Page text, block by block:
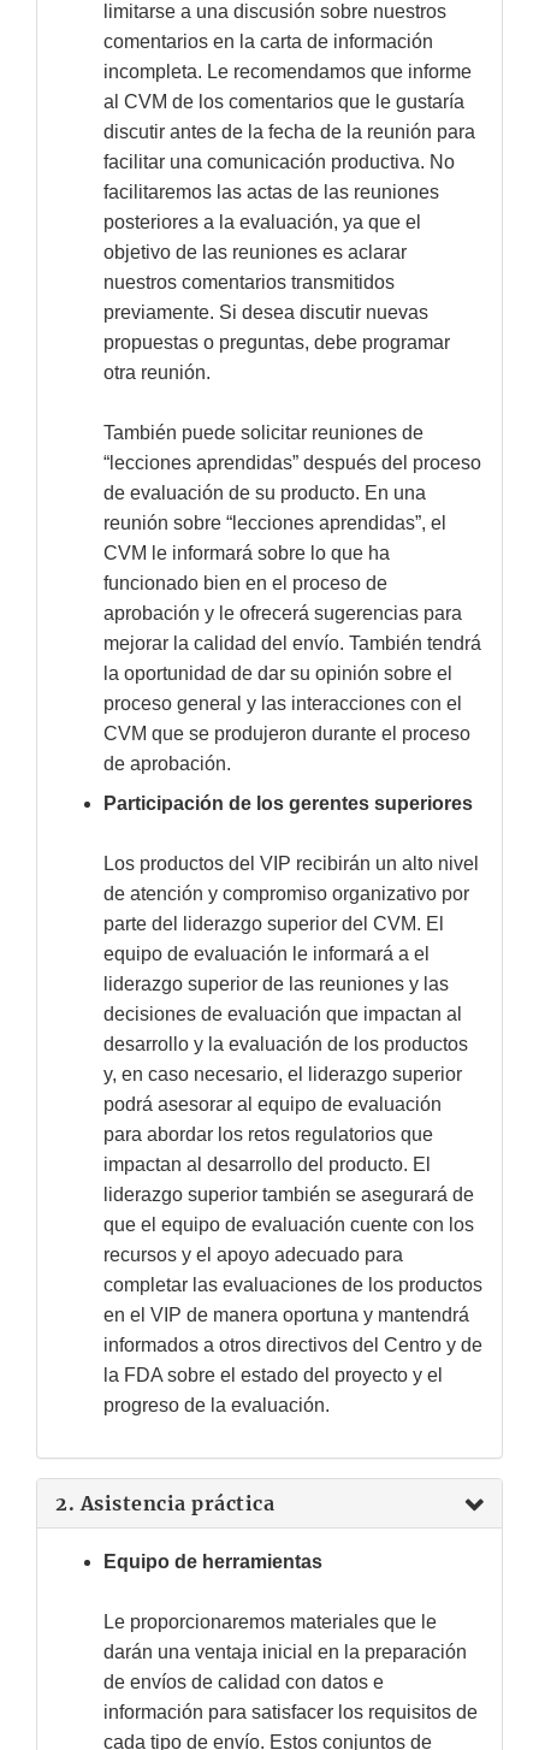
limitarse a una discusión sobre nuestros
comentarios en la carta de información
incompleta. Le recomendamos que informe
al CVM de los comentarios que le gustaría
discutir antes de la fecha de la reunión para
facilitar una comunicación productiva. No
facilitaremos las actas de las reuniones
posteriores a la evaluación, ya que el
objetivo de las reuniones es aclarar
nuestros comentarios transmitidos
previamente. Si desea discutir nuevas
propuestas o preguntas, debe programar
otra reunión.
También puede solicitar reuniones de
“lecciones aprendidas” después del proceso
de evaluación de su producto. En una
reunión sobre “lecciones aprendidas”, el
CVM le informará sobre lo que ha
funcionado bien en el proceso de
aprobación y le ofrecerá sugerencias para
mejorar la calidad del envío. También tendrá
la oportunidad de dar su opinión sobre el
proceso general y las interacciones con el
CVM que se produjeron durante el proceso
de aprobación.
Participación de los gerentes superiores
Los productos del VIP recibirán un alto nivel
de atención y compromiso organizativo por
parte del liderazgo superior del CVM. El
equipo de evaluación le informará a el
liderazgo superior de las reuniones y las
decisiones de evaluación que impactan al
desarrollo y la evaluación de los productos
y, en caso necesario, el liderazgo superior
podrá asesorar al equipo de evaluación
para abordar los retos regulatorios que
impactan al desarrollo del producto. El
liderazgo superior también se asegurará de
que el equipo de evaluación cuente con los
recursos y el apoyo adecuado para
completar las evaluaciones de los productos
en el VIP de manera oportuna y mantendrá
informados a otros directivos del Centro y de
la FDA sobre el estado del proyecto y el
progreso de la evaluación.
2. Asistencia práctica
Equipo de herramientas
Le proporcionaremos materiales que le
darán una ventaja inicial en la preparación
de envíos de calidad con datos e
información para satisfacer los requisitos de
cada tipo de envío. Estos conjuntos de